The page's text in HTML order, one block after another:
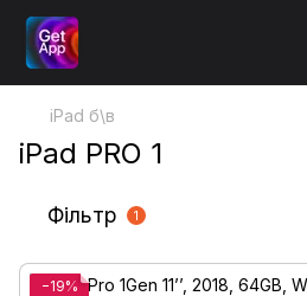
iPad б\в
iPad PRO 1
Фільтр 1
−19%